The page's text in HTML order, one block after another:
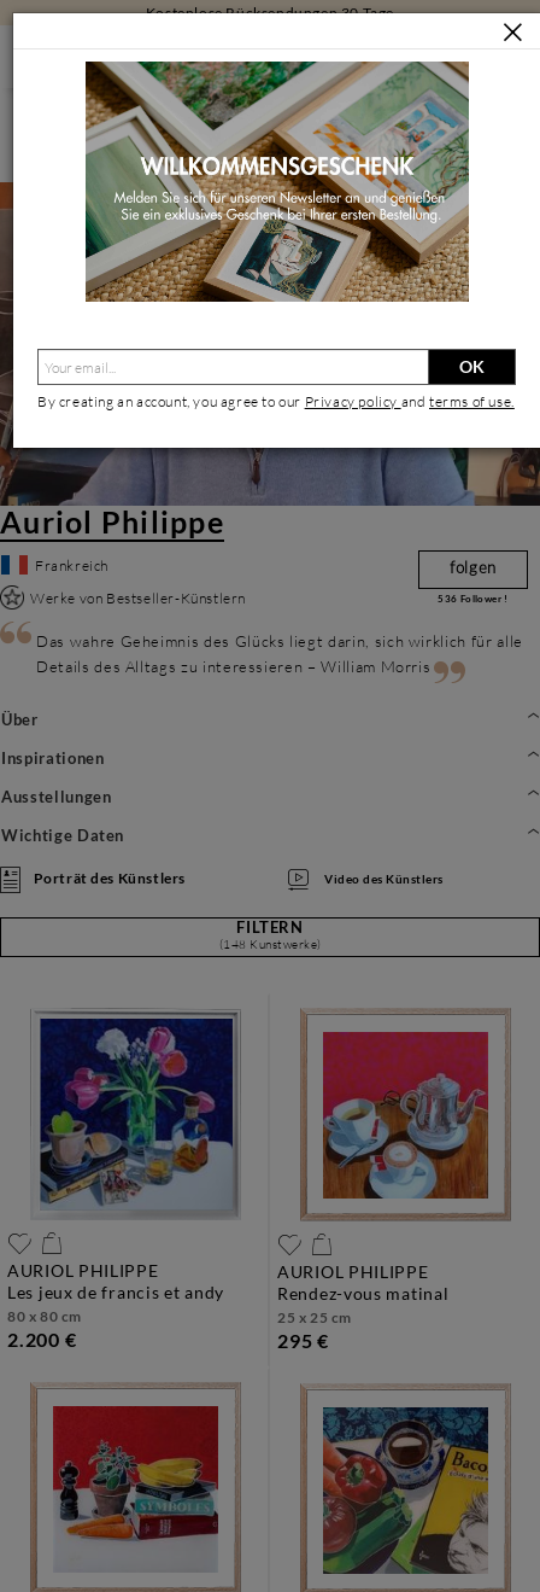
Kostenlose Rücksendungen 30 Tage
KÜNSTLER/INNEN AURIOL PHILIPPE
Auriol Philippe | Zeitgenössischer Künstler
Auriol Philippe
Frankreich
Werke von Bestseller-Künstlern
folgen
536 Follower !
Das wahre Geheimnis des Glücks liegt darin, sich wirklich für alle
Details des Alltags zu interessieren – William Morris
Über
Inspirationen
Ausstellungen
Wichtige Daten
Porträt des Künstlers Video des Künstlers
FILTERN
(148 Kunstwerke)
AURIOL PHILIPPE
les jeux de francis et andy
80 x 80 cm
2.200 €
AURIOL PHILIPPE
rendez-vous matinal
25 x 25 cm
295 €
OK
By creating an account, you agree to our Privacy policy andterms of use.